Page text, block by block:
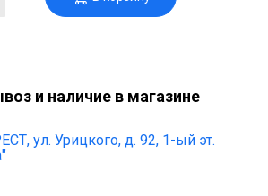
и наличие в магазине
ул. Урицкого, д. 92, 1-ый эт.